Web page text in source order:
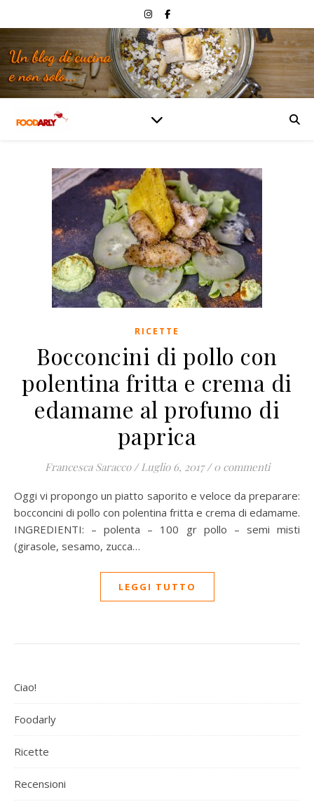
RICETTE
Bocconcini di pollo con
polentina fritta e crema di
edamame al profumo di
paprica
Francesca Saracco / Luglio 6, 2017 / 0 commenti
Oggi vi propongo un piatto saporito e veloce da preparare:
bocconcini di pollo con polentina fritta e crema di edamame.
INGREDIENTI: – polenta – 100 gr pollo – semi misti
(girasole, sesamo, zucca…
LEGGI TUTTO
Ciao!
Foodarly
Ricette
Recensioni